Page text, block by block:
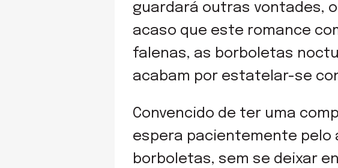
guardará outras vontades,
acaso que este romance
falenas, as borboletas
acabam por estatelar-se
Convencido de ter uma
espera pacientemente pelo
borboletas, sem se deixar